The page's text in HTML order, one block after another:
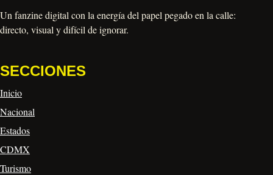
Un fanzine digital con la energía del papel pegado en la calle:
directo, visual y difícil de ignorar.
SECCIONES
Inicio
Nacional
Estados
CDMX
Turismo